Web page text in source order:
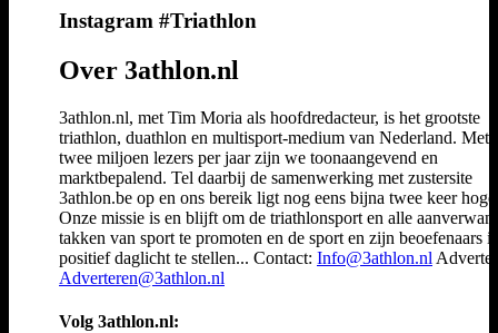
Instagram #Triathlon
Over 3athlon.nl
3athlon.nl, met Tim Moria als hoofdredacteur, is het grootste
triathlon, duathlon en multisport-medium van Nederland. Met
twee miljoen lezers per jaar zijn we toonaangevend en
marktbepalend. Tel daarbij de samenwerking met zustersite
3athlon.be op en ons bereik ligt nog eens bijna twee keer
Onze missie is en blijft om de triathlonsport en alle
takken van sport te promoten en de sport en zijn beoefenaars
positief daglicht te stellen... Contact: Info@3athlon.nl
Adverteren@3athlon.nl
Volg 3athlon.nl: